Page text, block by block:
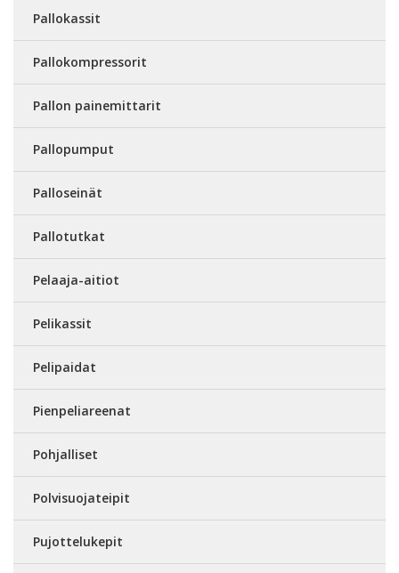
Pallokassit
Pallokompressorit
Pallon painemittarit
Pallopumput
Palloseinät
Pallotutkat
Pelaaja-aitiot
Pelikassit
Pelipaidat
Pienpeliareenat
Pohjalliset
Polvisuojateipit
Pujottelukepit